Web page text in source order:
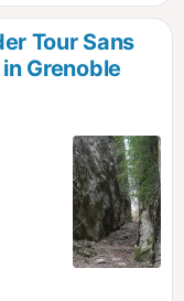
Tour Sans
Grenoble